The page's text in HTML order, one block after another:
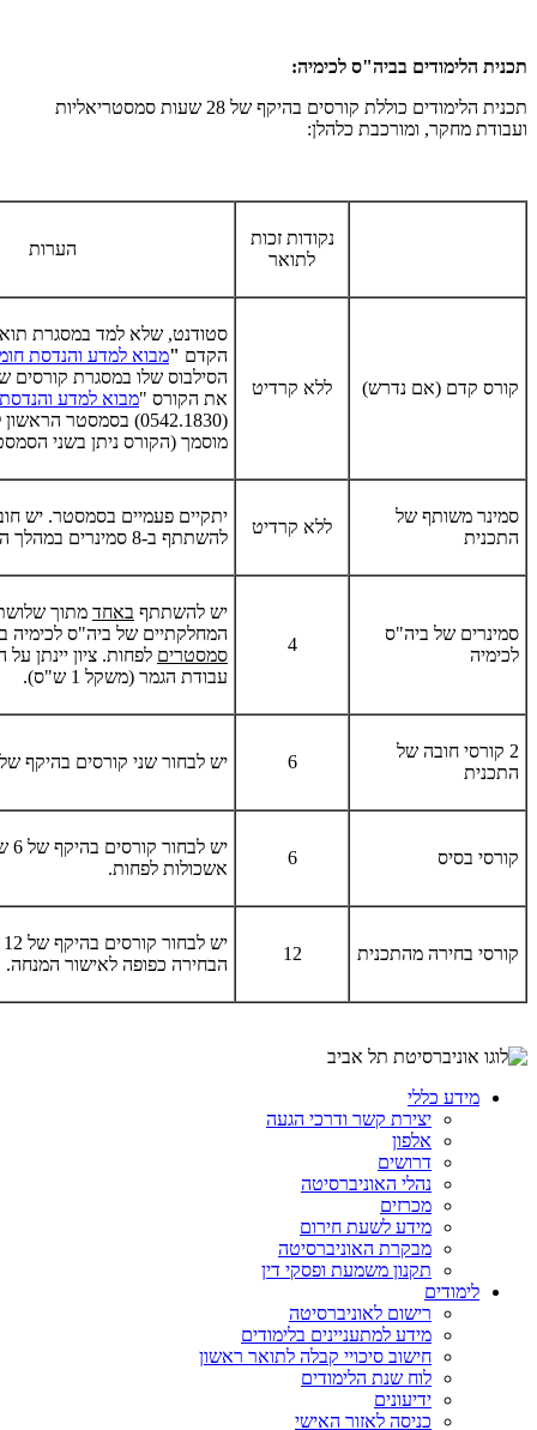
תכנית הלימודים בביה"ס לכימיה:
תכנית הלימודים כוללת קורסים בהיקף של 28 שעות סמסטריאליות
ועבודת מחקר, ומורכבת כלהלן:
נקודות זכות
לתואר
הערות
קורס קדם (אם נדרש) ללא קרדיט
סטודנט, שלא למד במסגרת
הקדם "מבוא למדע והנדסת
הסילבוס שלו במסגרת קורסים
את הקורס "מבוא למדע
(0542.1830) בסמסטר
מוסמך (הקורס ניתן בשני
סמינר משותף של
התכנית
ללא קרדיט
יתקיים פעמיים בסמסטר. יש
להשתתף ב-8 סמינרים במהלך התואר.
סמינרים של ביה"ס
לכימיה
4
יש להשתתף באחד מתוך
המחלקתיים של ביה"ס
סמסטרים לפחות. ציון יינתן על
עבודת הגמר (משקל 1 ש"ס).
2 קורסי חובה של
התכנית
6 יש לבחור שני קורסים בהיקף של 6
קורסי בסיס 6
אשכולות לפחות.
קורסי בחירה מהתכנית 12
הבחירה כפופה לאישור המנחה.
מידע כללי
יצירת קשר ודרכי הגעה
אלפון
דרושים
נהלי האוניברסיטה
מכרזים
מידע לשעת חירום
מבקרת האוניברסיטה
תקנון משמעת ופסקי דין
לימודים
רישום לאוניברסיטה
מידע למתעניינים בלימודים
חישוב סיכויי קבלה לתואר ראשון
לוח שנת הלימודים
ידיעונים
כניסה לאזור האישי